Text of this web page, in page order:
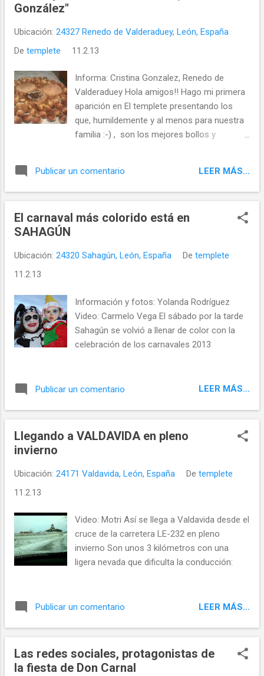
González"
Ubicación: 24327 Renedo de Valderaduey, León, España
De templete 11.2.13
Informa: Cristina Gonzalez, Renedo de
Valderaduey Hola amigos!! Hago mi primera
aparición en El templete presentando los
que, humildemente y al menos para nuestra
familia :-) , son los mejores bollos y
Publicar un comentario LEER MÁS...
El carnaval más colorido está en
SAHAGÚN
Ubicación: 24320 Sahagún, León, España De templete
11.2.13
Información y fotos: Yolanda Rodríguez
Video: Carmelo Vega El sábado por la tarde
Sahagún se volvió a llenar de color con la
celebración de los carnavales 2013
Publicar un comentario LEER MÁS...
Llegando a VALDAVIDA en pleno
invierno
Ubicación: 24171 Valdavida, León, España De templete
11.2.13
Video: Motri Así se llega a Valdavida desde el
cruce de la carretera LE-232 en pleno
invierno Son unos 3 kilómetros con una
ligera nevada que dificulta la conducción:
Publicar un comentario LEER MÁS...
Las redes sociales, protagonistas de
la fiesta de Don Carnal